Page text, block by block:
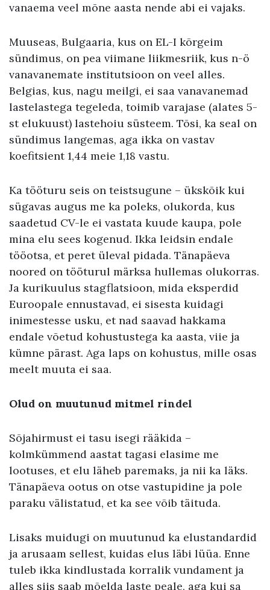
vanaema veel mõne aasta nende abi ei vajaks.
Muuseas, Bulgaaria, kus on EL-I kõrgeim
sündimus, on pea viimane liikmesriik, kus n-ö
vanavanemate institutsioon on veel alles.
Belgias, kus, nagu meilgi, ei saa vanavanemad
lastelastega tegeleda, toimib varajase (alates 5-
st elukuust) lastehoiu süsteem. Tõsi, ka seal on
sündimus langemas, aga ikka on vastav
koefitsient 1,44 meie 1,18 vastu.
Ka tööturu seis on teistsugune – ükskõik kui
sügavas augus me ka poleks, olukorda, kus
saadetud CV-le ei vastata kuude kaupa, pole
mina elu sees kogenud. Ikka leidsin endale
tööotsa, et peret üleval pidada. Tänapäeva
noored on tööturul märksa hullemas olukorras.
Ja kurikuulus stagflatsioon, mida eksperdid
Euroopale ennustavad, ei sisesta kuidagi
inimestesse usku, et nad saavad hakkama
endale võetud kohustustega ka aasta, viie ja
kümne pärast. Aga laps on kohustus, mille osas
meelt muuta ei saa.
Olud on muutunud mitmel rindel
Sõjahirmust ei tasu isegi rääkida –
kolmkümmend aastat tagasi elasime me
lootuses, et elu läheb paremaks, ja nii ka läks.
Tänapäeva ootus on otse vastupidine ja pole
paraku välistatud, et ka see võib täituda.
Lisaks muidugi on muutunud ka elustandardid
ja arusaam sellest, kuidas elus läbi lüüa. Enne
tuleb ikka kindlustada korralik vundament ja
alles siis saab mõelda laste peale, aga kui sa